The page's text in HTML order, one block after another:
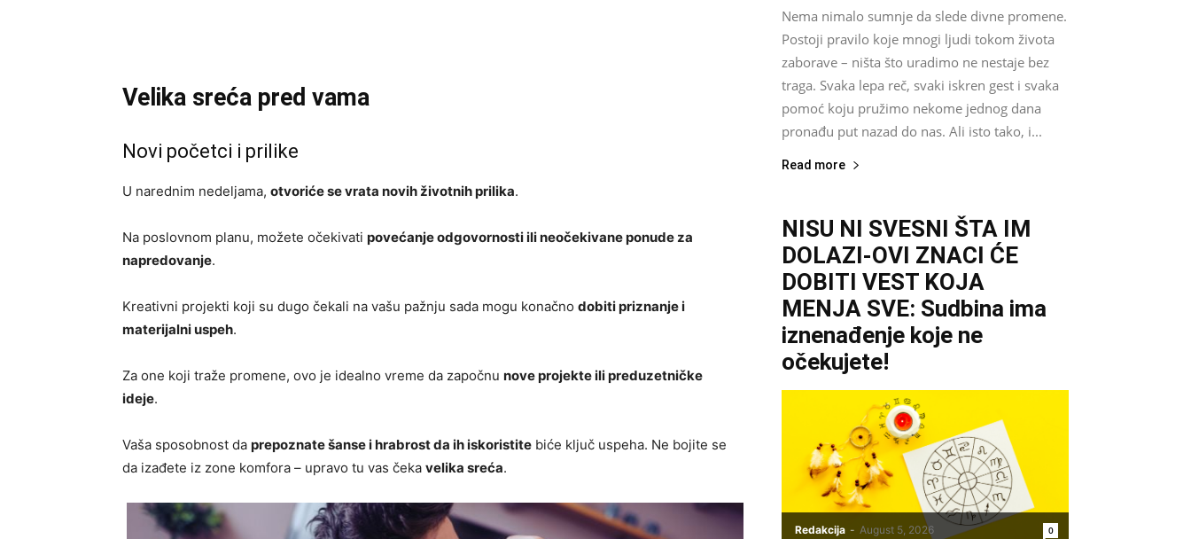
Velika sreća pred vama
Novi početci i prilike
U narednim nedeljama, otvoriće se vrata novih životnih prilika.
Na poslovnom planu, možete očekivati povećanje odgovornosti ili neočekivane ponude za
napredovanje.
Kreativni projekti koji su dugo čekali na vašu pažnju sada mogu konačno dobiti priznanje i
materijalni uspeh.
Za one koji traže promene, ovo je idealno vreme da započnu nove projekte ili preduzetničke
ideje.
Vaša sposobnost da prepoznate šanse i hrabrost da ih iskoristite biće ključ uspeha. Ne bojite se
da izađete iz zone komfora – upravo tu vas čeka velika sreća.
Nema nimalo sumnje da slede divne promene.
Postoji pravilo koje mnogi ljudi tokom života
zaborave – ništa što uradimo ne nestaje bez
traga. Svaka lepa reč, svaki iskren gest i svaka
pomoć koju pružimo nekome jednog dana
pronađu put nazad do nas. Ali isto tako, i...
Read more
NISU NI SVESNI ŠTA IM
DOLAZI-OVI ZNACI ĆE
DOBITI VEST KOJA
MENJA SVE: Sudbina ima
iznenađenje koje ne
očekujete!
Redakcija - August 5, 2026 0